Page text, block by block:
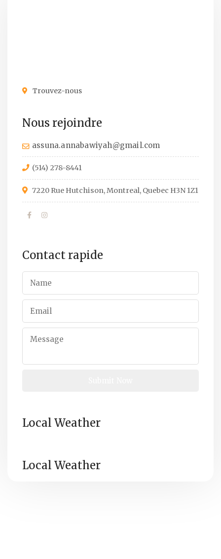
Trouvez-nous
Nous rejoindre
assuna.annabawiyah@gmail.com
(514) 278-8441
7220 Rue Hutchison, Montreal, Quebec H3N 1Z1
Contact rapide
Local Weather
Local Weather